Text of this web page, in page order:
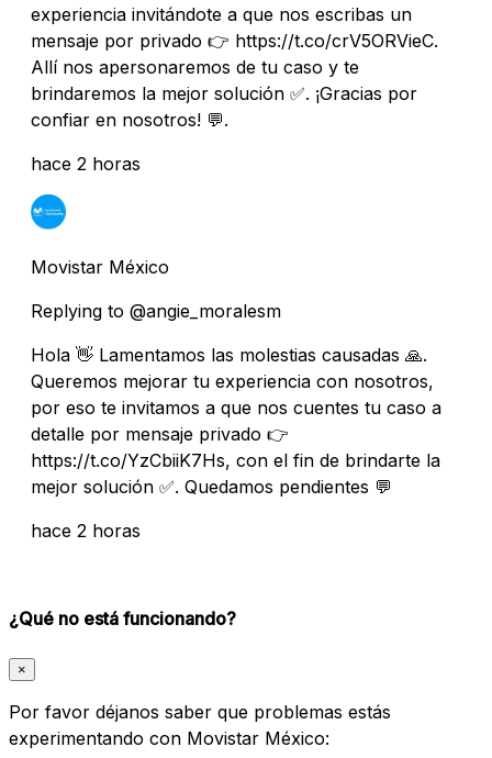
experiencia invitándote a que nos escribas un
mensaje por privado 👉 https://t.co/crV5ORVieC.
Allí nos apersonaremos de tu caso y te
brindaremos la mejor solución ✅. ¡Gracias por
confiar en nosotros! 💬.
hace 2 horas
Movistar México
Replying to @angie_moralesm
Hola 👋 Lamentamos las molestias causadas 🙏.
Queremos mejorar tu experiencia con nosotros,
por eso te invitamos a que nos cuentes tu caso a
detalle por mensaje privado 👉
https://t.co/YzCbiiK7Hs, con el fin de brindarte la
mejor solución ✅. Quedamos pendientes 💬
hace 2 horas
¿Qué no está funcionando?
×
Por favor déjanos saber que problemas estás
experimentando con Movistar México: